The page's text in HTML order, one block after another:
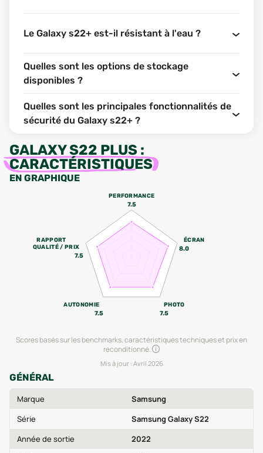
Le Galaxy s22+ est-il résistant à l'eau ?
Quelles sont les options de stockage
disponibles ?
Quelles sont les principales fonctionnalités de
sécurité du Galaxy s22+ ?
GALAXY S22 PLUS :
CARACTÉRISTIQUES
EN GRAPHIQUE
PERFORMANCE
7.5
ÉCRAN
8.0
PHOTO
7.5
AUTONOMIE
7.5
RAPPORT
QUALITÉ / PRIX
7.5
Scores basés sur les benchmarks, caractéristiques techniques et prix en
reconditionné.
Mis à jour : Avril 2026
GÉNÉRAL
Marque
Samsung
Série
Samsung Galaxy S22
Année de sortie
2022